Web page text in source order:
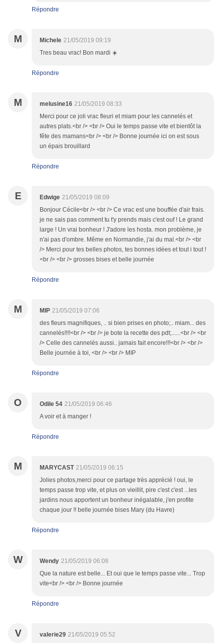
Répondre
M Michele 21/05/2019 09:19
Tres beau vrac! Bon mardi ☀️
Répondre
M melusine16 21/05/2019 08:33
Merci pour ce joli vrac fleuri et miam pour les cannelés et
autres plats.<br /> <br /> Oui le temps passe vite et bientôt la
fête des mamans<br /> <br /> Bonne journée ici on est sous
un épais brouillard
Répondre
E Edwige 21/05/2019 08:09
Bonjour Cécile<br /> <br /> Ce vrac est une bouffée d'air frais.
je ne sais pas comment tu t'y prends mais c'est ouf ! Le grand
large ! Un vrai bonheur ! J'adore les hosta. mon problème, je
n'ai pas d'ombre. Même en Normandie, j'ai du mal.<br /> <br
/> Merci pour tes belles photos, tes bonnes idées et tout i tout !
<br /> <br /> grosses bises et belle journée
Répondre
M MIP 21/05/2019 07:06
des fleurs magnifiques, .. si bien prises en photo;.. miam... des
cannelés!!!!<br /> <br /> je bote la recette des pdt;......<br /> <br
/> Celle des cannelés aussi.. jamais fait encore!!!<br /> <br />
Belle journée à toi, <br /> <br /> MIP
Répondre
O Odile 54 21/05/2019 06:46
A voir et à manger !
Répondre
M MARYCAST 21/05/2019 06:15
Jolies photos,merci pour ce partage très apprécié ! oui, le
temps passe trop vite, et plus on vieillit, pire c'est c'est ...les
jardins nous apportent un bonheur inégalable, j'en profite
chaque jour !! belle journée bises Mary (du Havre)
Répondre
W Wendy 21/05/2019 06:08
Que la nature est belle... Et oui que le temps passe vite... Trop
vite<br /> <br /> Bonne journée
Répondre
V valerie29 21/05/2019 05:52